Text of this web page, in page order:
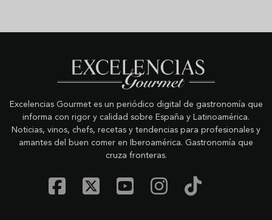
Excelencias Gourmet es un periódico digital de gastronomía que
informa con rigor y calidad sobre España y Latinoamérica.
Noticias, vinos, chefs, recetas y tendencias para profesionales y
amantes del buen comer en Iberoamérica. Gastronomía que
cruza fronteras.